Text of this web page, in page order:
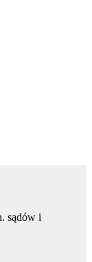
sądów i